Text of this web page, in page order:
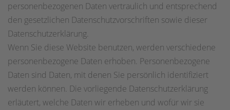
personenbezogenen Daten vertraulich und entsprechend
den gesetzlichen Datenschutzvorschriften sowie dieser
Datenschutzerklärung.
Wenn Sie diese Website benutzen, werden verschiedene
personenbezogene Daten erhoben. Personenbezogene
Daten sind Daten, mit denen Sie persönlich identifiziert
werden können. Die vorliegende Datenschutzerklärung
erläutert, welche Daten wir erheben und wofür wir sie